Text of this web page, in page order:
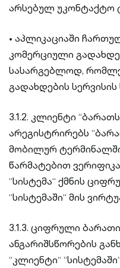
არსებულ უკონტაქტო
• აპლიკაციაში
კომერციული
სასარგებლოდ,
გადახდების სერვისის
3.1.2. კლიენტი
არეგისტრირებს
მობილურ ტერმინალში
წარმატებით
“სისტემა“ ქმნის
“სისტემაში“ მის
3.1.3. ციფრული
ანგარიშსწორების
“კლიენტი“